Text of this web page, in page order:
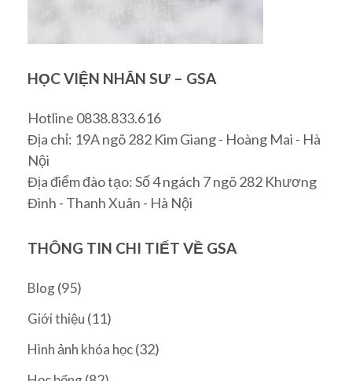
HỌC VIỆN NHÂN SƯ – GSA
Hotline 0838.833.616
Địa chỉ: 19A ngõ 282 Kim Giang - Hoàng Mai - Hà
Nội
Địa điểm đào tạo: Số 4 ngách 7 ngõ 282 Khương
Đình - Thanh Xuân - Hà Nội
THÔNG TIN CHI TIẾT VỀ GSA
Blog(95)
Giới thiệu (11)
Hình ảnh khóa học(32)